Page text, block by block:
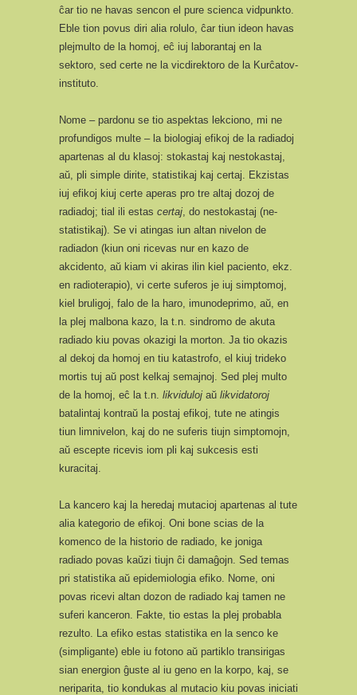
ĉar tio ne havas sencon el pure scienca vidpunkto.
Eble tion povus diri alia rolulo, ĉar tiun ideon havas
plejmulto de la homoj, eĉ iuj laborantaj en la
sektoro, sed certe ne la vicdirektoro de la Kurĉatov-
instituto.
Nome – pardonu se tio aspektas lekciono, mi ne
profundigos multe – la biologiaj efikoj de la radiadoj
apartenas al du klasoj: stokastaj kaj nestokastaj,
aŭ, pli simple dirite, statistikaj kaj certaj. Ekzistas
iuj efikoj kiuj certe aperas pro tre altaj dozoj de
radiadoj; tial ili estas certaj, do nestokastaj (ne-
statistikaj). Se vi atingas iun altan nivelon de
radiadon (kiun oni ricevas nur en kazo de
akcidento, aŭ kiam vi akiras ilin kiel paciento, ekz.
en radioterapio), vi certe suferos je iuj simptomoj,
kiel bruligoj, falo de la haro, imunodeprimo, aŭ, en
la plej malbona kazo, la t.n. sindromo de akuta
radiado kiu povas okazigi la morton. Ja tio okazis
al dekoj da homoj en tiu katastrofo, el kiuj trideko
mortis tuj aŭ post kelkaj semajnoj. Sed plej multo
de la homoj, eĉ la t.n. likviduloj aŭ likvidatoroj
batalintaj kontraŭ la postaj efikoj, tute ne atingis
tiun limnivelon, kaj do ne suferis tiujn simptomojn,
aŭ escepte ricevis iom pli kaj sukcesis esti
kuracitaj.
La kancero kaj la heredaj mutacioj apartenas al tute
alia kategorio de efikoj. Oni bone scias de la
komenco de la historio de radiado, ke joniga
radiado povas kaŭzi tiujn ĉi damaĝojn. Sed temas
pri statistika aŭ epidemiologia efiko. Nome, oni
povas ricevi altan dozon de radiado kaj tamen ne
suferi kanceron. Fakte, tio estas la plej probabla
rezulto. La efiko estas statistika en la senco ke
(simpligante) eble iu fotono aŭ partiklo transirigas
sian energion ĝuste al iu geno en la korpo, kaj, se
neriparita, tio kondukas al mutacio kiu povas iniciati